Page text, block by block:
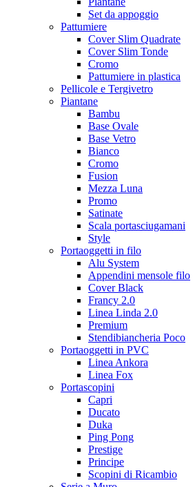
Set da appoggio
Pattumiere
Cover Slim Quadrate
Cover Slim Tonde
Cromo
Pattumiere in plastica
Pellicole e Tergivetro
Piantane
Bambu
Base Ovale
Base Vetro
Bianco
Cromo
Fusion
Mezza Luna
Promo
Satinate
Scala portasciugamani
Style
Portaoggetti in filo
Alu System
Appendini mensole filo
Cover Black
Francy 2.0
Linea Linda 2.0
Premium
Stendibiancheria Poco
Portaoggetti in PVC
Linea Ankora
Linea Fox
Portascopini
Capri
Ducato
Duka
Ping Pong
Prestige
Principe
Scopini di Ricambio